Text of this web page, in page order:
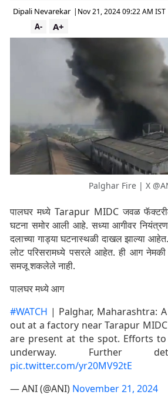
Dipali Nevarekar | Nov 21, 2024 09:22 AM IST
A+
A-
Palghar Fire | X
पालघर मध्ये Tarapur MIDC जवळ
घटना समोर आली आहे. सध्या आगीवर नियंत्रण
दलाच्या गाड्या घटनास्थळी दाखल झाल्या
लोट परिसरामध्ये पसरले आहेत. ही आग नेमकी
समजू शकलेले नाही.
पालघर मध्ये आग
#WATCH | Palghar, Maharashtra:
out at a factory near Tarapur
are present at the spot. Efforts
underway. Further
pic.twitter.com/yr20MV92tE
— ANI (@ANI) November 21, 2024